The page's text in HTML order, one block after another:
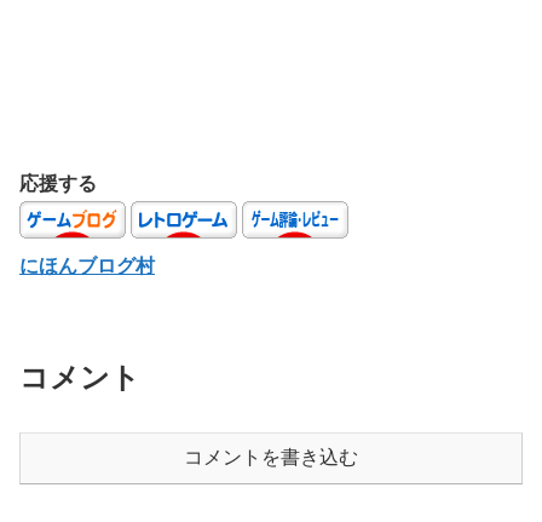
応援する
にほんブログ村
コメント
コメントを書き込む